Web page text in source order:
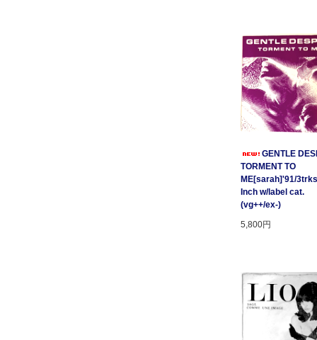
GENTLE
TORMENT TO
ME[sarah]'91/
Inch w/label cat.
(vg++/ex-)
5,800円